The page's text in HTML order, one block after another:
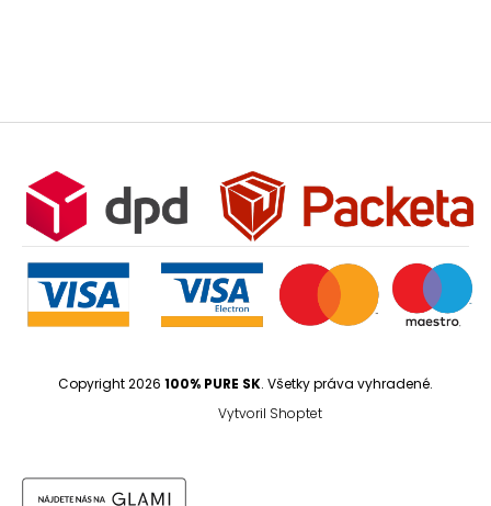
Vytvoril Shoptet
Copyright 2026 100% PURE SK. Všetky práva vyhradené.